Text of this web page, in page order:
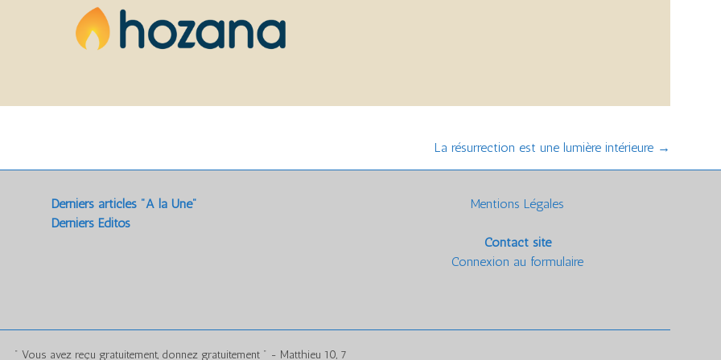
La résurrection est une lumière intérieure →
Derniers articles "A la Une"
Derniers Editos
Mentions Légales
Contact site
Connexion au formulaire
" Vous avez reçu gratuitement, donnez gratuitement " - Matthieu 10, 7